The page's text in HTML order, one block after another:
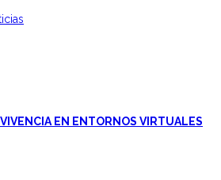
EN ENTORNOS VIRTUALES